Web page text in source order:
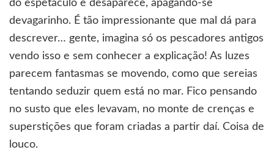
do espetáculo e desaparece, apagando-se
devagarinho. É tão impressionante que mal dá para
descrever… gente, imagina só os pescadores antigos
vendo isso e sem conhecer a explicação! As luzes
parecem fantasmas se movendo, como que sereias
tentando seduzir quem está no mar. Fico pensando
no susto que eles levavam, no monte de crenças e
superstições que foram criadas a partir daí. Coisa de
louco.